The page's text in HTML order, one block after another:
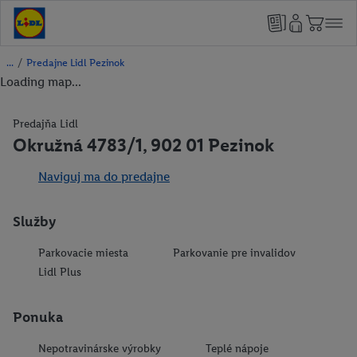
/ Predajne Lidl Pezinok
Loading map...
Predajňa Lidl
Okružná 4783/1, 902 01 Pezinok
Naviguj ma do predajne
Služby
Parkovacie miesta
Parkovanie pre invalidov
Lidl Plus
Ponuka
Nepotravinárske výrobky Teplé nápoje